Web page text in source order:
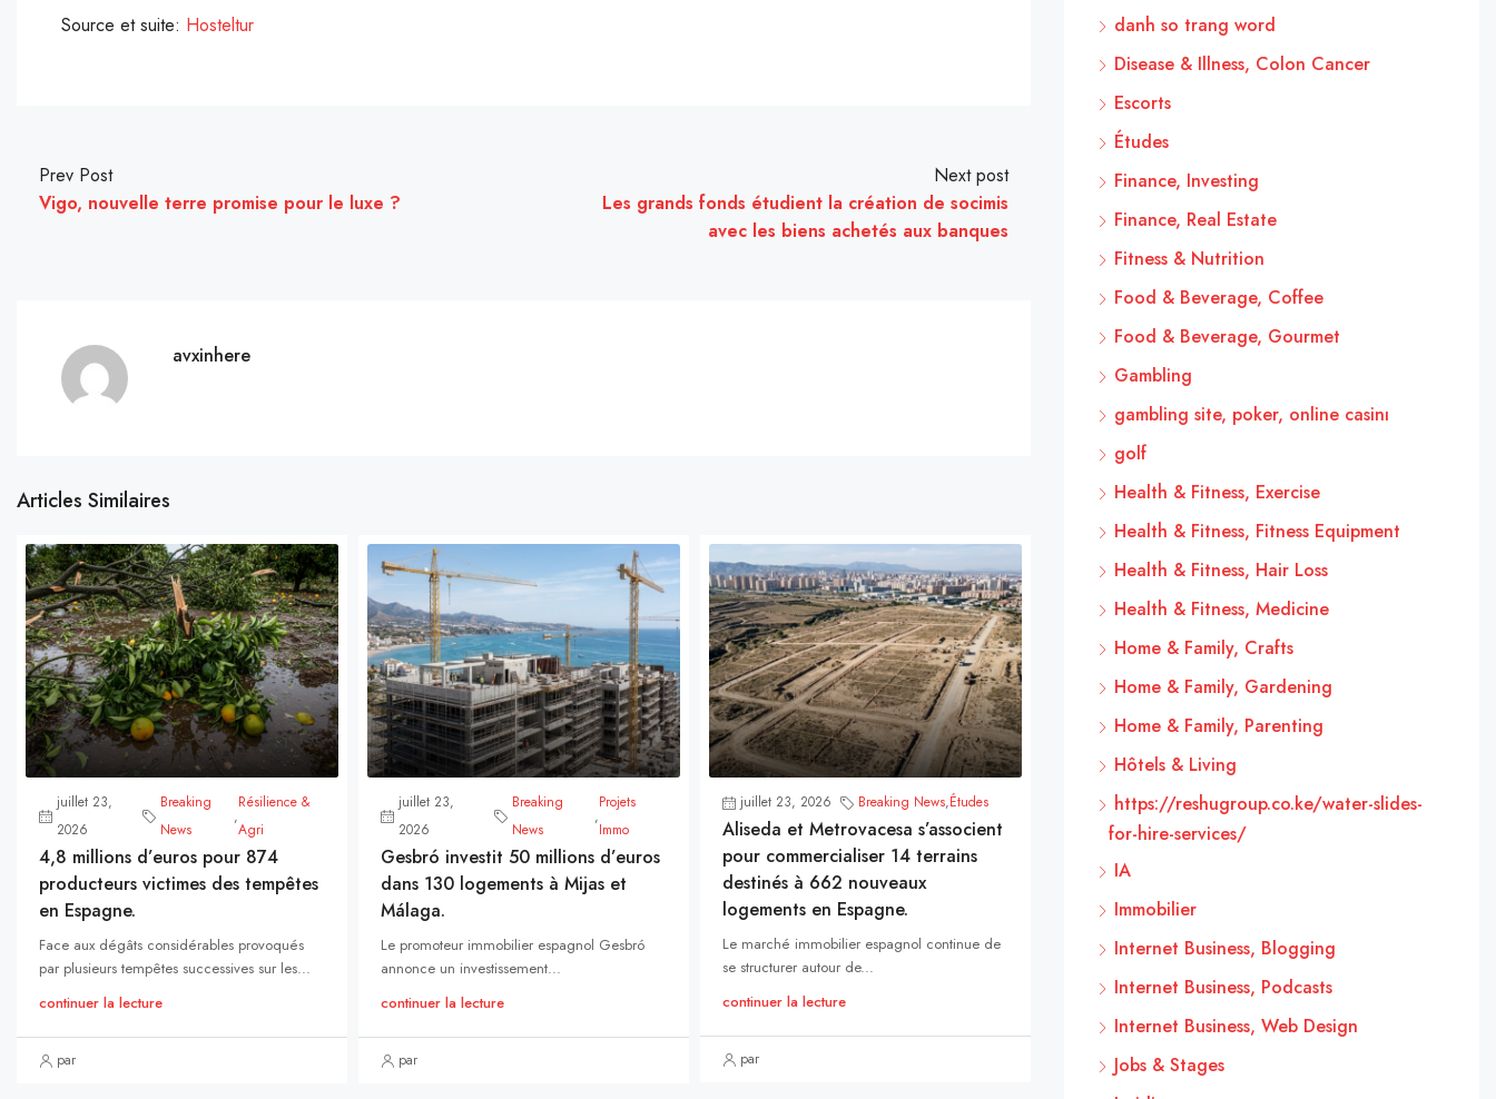
Source et suite: Hosteltur
Prev Post
Vigo, nouvelle terre promise pour le luxe ?
Next post
Les grands fonds étudient la création de socimis
avec les biens achetés aux banques
avxinhere
Articles Similaires
juillet 23,
2026
Breaking
News
,
Résilience &
Agri
4,8 millions d’euros pour 874
producteurs victimes des tempêtes
en Espagne.
Face aux dégâts considérables provoqués
par plusieurs tempêtes successives sur les...
continuer la lecture
par
juillet 23,
2026
Breaking
News
,
Projets
Immo
Gesbró investit 50 millions d’euros
dans 130 logements à Mijas et
Málaga.
Le promoteur immobilier espagnol Gesbró
annonce un investissement...
continuer la lecture
par
juillet 23, 2026 Breaking News,Études
Aliseda et Metrovacesa s’associent
pour commercialiser 14 terrains
destinés à 662 nouveaux
logements en Espagne.
Le marché immobilier espagnol continue de
se structurer autour de...
continuer la lecture
par
danh so trang word
Disease & Illness, Colon Cancer
Escorts
Études
Finance, Investing
Finance, Real Estate
Fitness & Nutrition
Food & Beverage, Coffee
Food & Beverage, Gourmet
Gambling
gambling site, poker, online casinı
golf
Health & Fitness, Exercise
Health & Fitness, Fitness Equipment
Health & Fitness, Hair Loss
Health & Fitness, Medicine
Home & Family, Crafts
Home & Family, Gardening
Home & Family, Parenting
Hôtels & Living
https://reshugroup.co.ke/water-slides-
for-hire-services/
IA
Immobilier
Internet Business, Blogging
Internet Business, Podcasts
Internet Business, Web Design
Jobs & Stages